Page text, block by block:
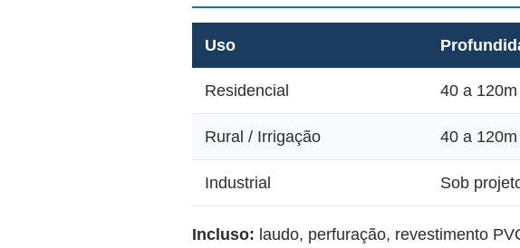
Uso
Residencial 40 a 120m
Rural / Irrigação 40 a
Industrial Sob
Incluso: laudo, perfuração, revestimento